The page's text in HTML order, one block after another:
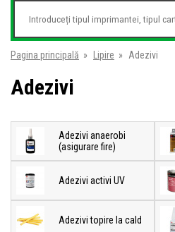
Pagina principală » Lipire » Adezivi
Adezivi
Adezivi anaerobi
(asigurare fire)
Adezivi activi UV
Adezivi topire la cald